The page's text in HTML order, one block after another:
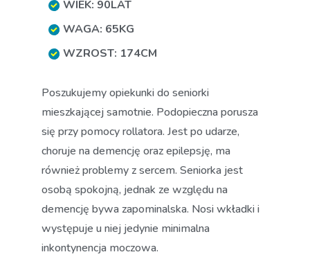
WIEK: 90LAT
WAGA: 65KG
WZROST: 174CM
Poszukujemy opiekunki do seniorki
mieszkającej samotnie. Podopieczna porusza
się przy pomocy rollatora. Jest po udarze,
choruje na demencję oraz epilepsję, ma
również problemy z sercem. Seniorka jest
osobą spokojną, jednak ze względu na
demencję bywa zapominalska. Nosi wkładki i
występuje u niej jedynie minimalna
inkontynencja moczowa.